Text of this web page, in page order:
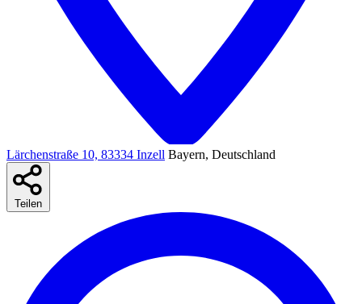
Lärchenstraße 10, 83334 Inzell Bayern, Deutschland
Teilen